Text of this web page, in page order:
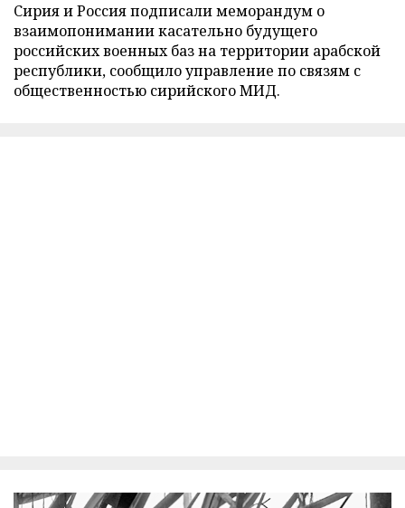
Сирия и Россия подписали меморандум о
взаимопонимании касательно будущего
российских военных баз на территории арабской
республики, сообщило управление по связям с
общественностью сирийского МИД.